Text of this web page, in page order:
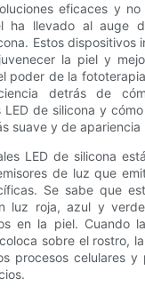
eficaces y
ha llevado al auge
Estos dispositivos
la piel y
poder de la
detrás de
LED de silicona y
suave y de apariencia
LED de silicona
de luz que
Se sabe que
luz roja, azul y
en la piel. Cuando
sobre el rostro,
procesos celulares y